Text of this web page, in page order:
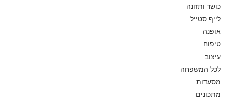
כושר ותזונה
לייף סטייל
אופנה
טיפוח
עיצוב
לכל המשפחה
מסעדות
מתכונים